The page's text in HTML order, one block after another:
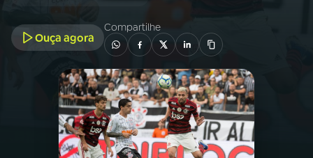
A RÁDIO
PROGRAMAÇÃO
PROGRAMAS
Ouça agora
Compartilhe